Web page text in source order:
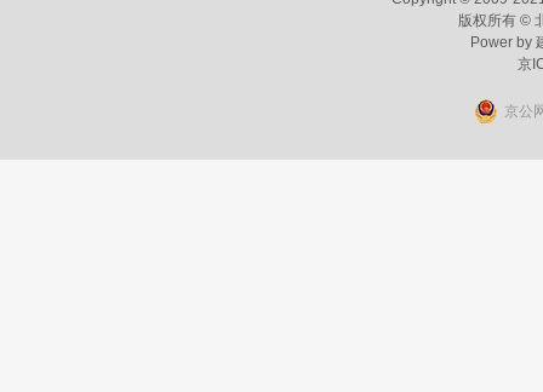
版权所有 ©
Power by
京
京公